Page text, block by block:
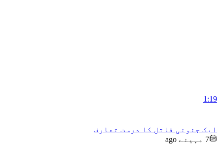
1:19
ایک جنونی قاتل کا درست تعارف
7 مہینے ago